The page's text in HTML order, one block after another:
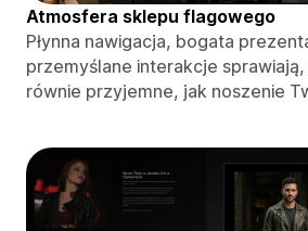
Atmosfera sklepu flagowego
Płynna nawigacja, bogata
przemyślane interakcje
równie przyjemne, jak noszenie